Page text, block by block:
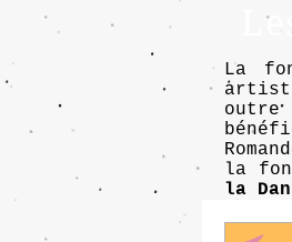
La
outre
la
la